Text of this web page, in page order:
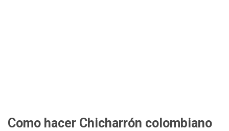
Como hacer Chicharrón colombiano